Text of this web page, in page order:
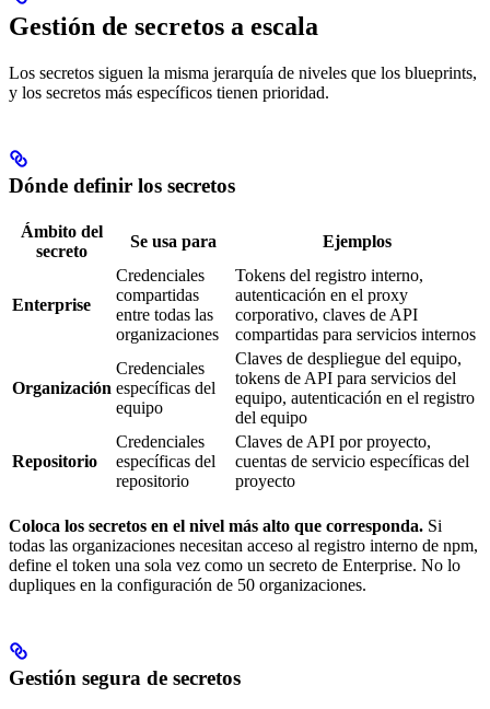
Gestión de secretos a escala
Los secretos siguen la misma jerarquía de niveles que los blueprints,
y los secretos más específicos tienen prioridad.
Dónde definir los secretos
Ámbito del
secreto
Se usa para Ejemplos
Enterprise
Credenciales
compartidas
entre todas las
organizaciones
Tokens del registro interno,
autenticación en el proxy
corporativo, claves de API
compartidas para servicios internos
Organización
Credenciales
específicas del
equipo
Claves de despliegue del equipo,
tokens de API para servicios del
equipo, autenticación en el registro
del equipo
Repositorio
Credenciales
específicas del
repositorio
Claves de API por proyecto,
cuentas de servicio específicas del
proyecto
Coloca los secretos en el nivel más alto que corresponda. Si
todas las organizaciones necesitan acceso al registro interno de npm,
define el token una sola vez como un secreto de Enterprise. No lo
dupliques en la configuración de 50 organizaciones.
Gestión segura de secretos